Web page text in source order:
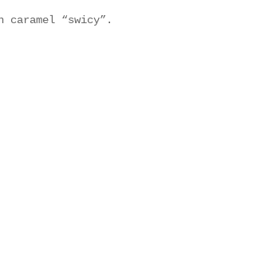
caramel “swicy”.